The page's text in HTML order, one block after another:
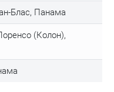
Блас, Панама
(Колон),